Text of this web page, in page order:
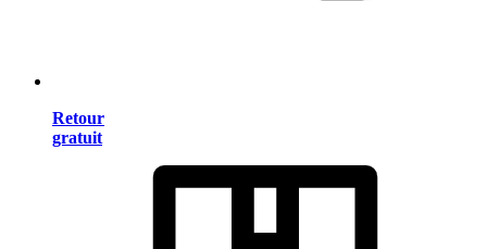
Retour
gratuit